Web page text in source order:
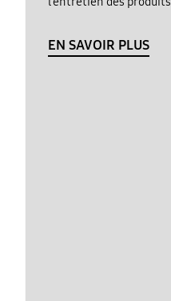
EN SAVOIR PLUS